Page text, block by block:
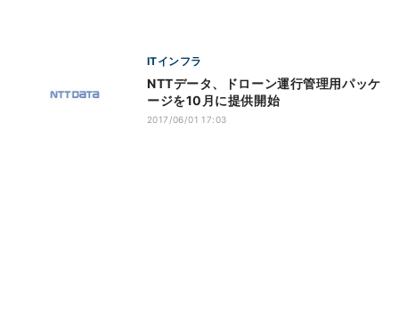
ITインフラ
NTTデータ、ドローン運行管理用パッケ
ージを10月に提供開始
2017/06/01 17:03